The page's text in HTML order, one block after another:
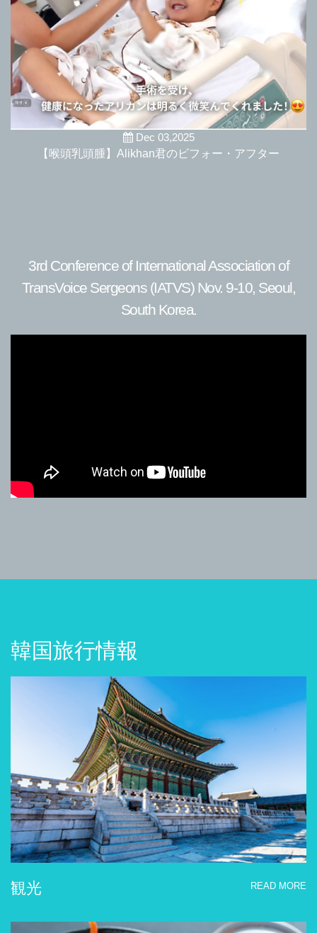
Dec 03,2025
【喉頭乳頭腫】Alikhan君のビフォー・アフター
3rd Conference of International Association of
TransVoice Sergeons (IATVS) Nov. 9-10, Seoul,
South Korea.
韓国旅行情報
観光 READ MORE